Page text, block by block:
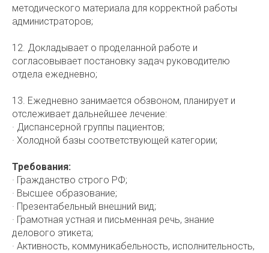
методического материала для корректной работы
администраторов;
12. Докладывает о проделанной работе и
согласовывает постановку задач руководителю
отдела ежедневно;
13. Ежедневно занимается обзвоном, планирует и
отслеживает дальнейшее лечение:
· Диспансерной группы пациентов;
· Холодной базы соответствующей категории;
Требования:
· Гражданство строго РФ;
· Высшее образование;
· Презентабельный внешний вид;
· Грамотная устная и письменная речь, знание
делового этикета;
· Активность, коммуникабельность, исполнительность,